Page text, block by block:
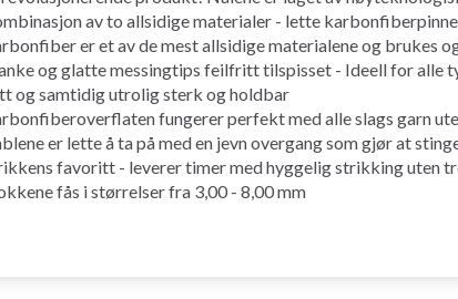
av to allsidige materialer - lette
er et av de mest allsidige materialene og brukes
og glatte messingtips feilfritt tilspisset - Ideell for alle
og samtidig utrolig sterk og holdbar
fungerer perfekt med alle slags garn
er lette å ta på med en jevn overgang som gjør at
favoritt - leverer timer med hyggelig strikking uten
fås i størrelser fra 3,00 - 8,00 mm